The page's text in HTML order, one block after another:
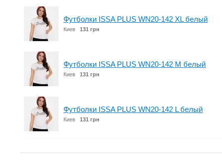
Футболки ISSA PLUS WN20-142 XL белый
Киев 131 грн
Футболки ISSA PLUS WN20-142 M белый
Киев 131 грн
Футболки ISSA PLUS WN20-142 L белый
Киев 131 грн